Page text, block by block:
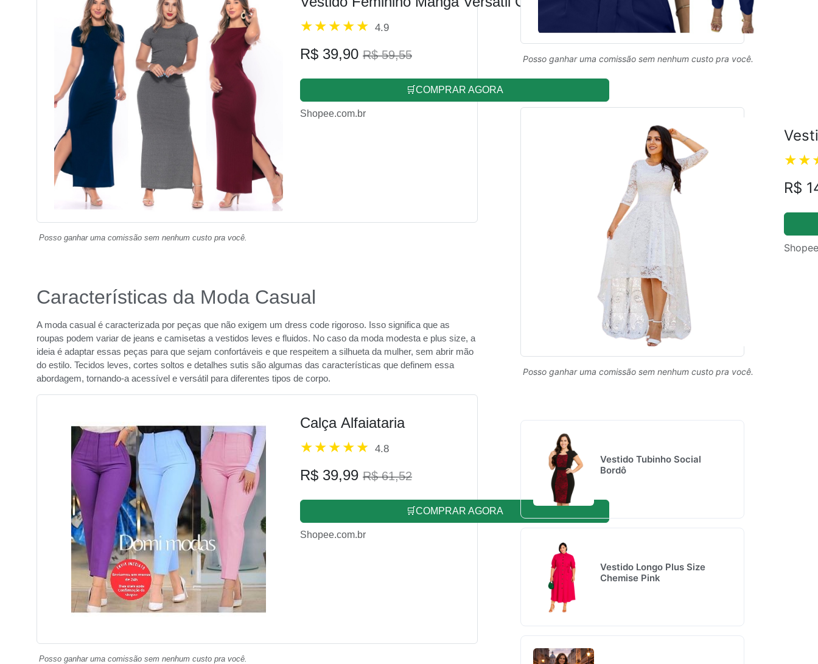
4.9
R$ 39,90 R$ 59,55
🛒COMPRAR AGORA
Shopee.com.br
Posso ganhar uma comissão sem nenhum custo pra você.
Características da Moda Casual
A moda casual é caracterizada por peças que não exigem um dress code rigoroso. Isso significa que as
roupas podem variar de jeans e camisetas a vestidos leves e fluidos. No caso da moda modesta e plus size, a
ideia é adaptar essas peças para que sejam confortáveis e que respeitem a silhueta da mulher, sem abrir mão
do estilo. Tecidos leves, cortes soltos e detalhes sutis são algumas das características que definem essa
abordagem, tornando-a acessível e versátil para diferentes tipos de corpo.
Calça Alfaiataria
4.8
R$ 39,99 R$ 61,52
🛒COMPRAR AGORA
Shopee.com.br
Posso ganhar uma comissão sem nenhum custo pra você.
Posso ganhar uma comissão sem nenhum custo pra você.
R$
Posso ganhar uma comissão sem nenhum custo pra você.
Vestido Tubinho Social
Bordô
Vestido Longo Plus Size
Chemise Pink